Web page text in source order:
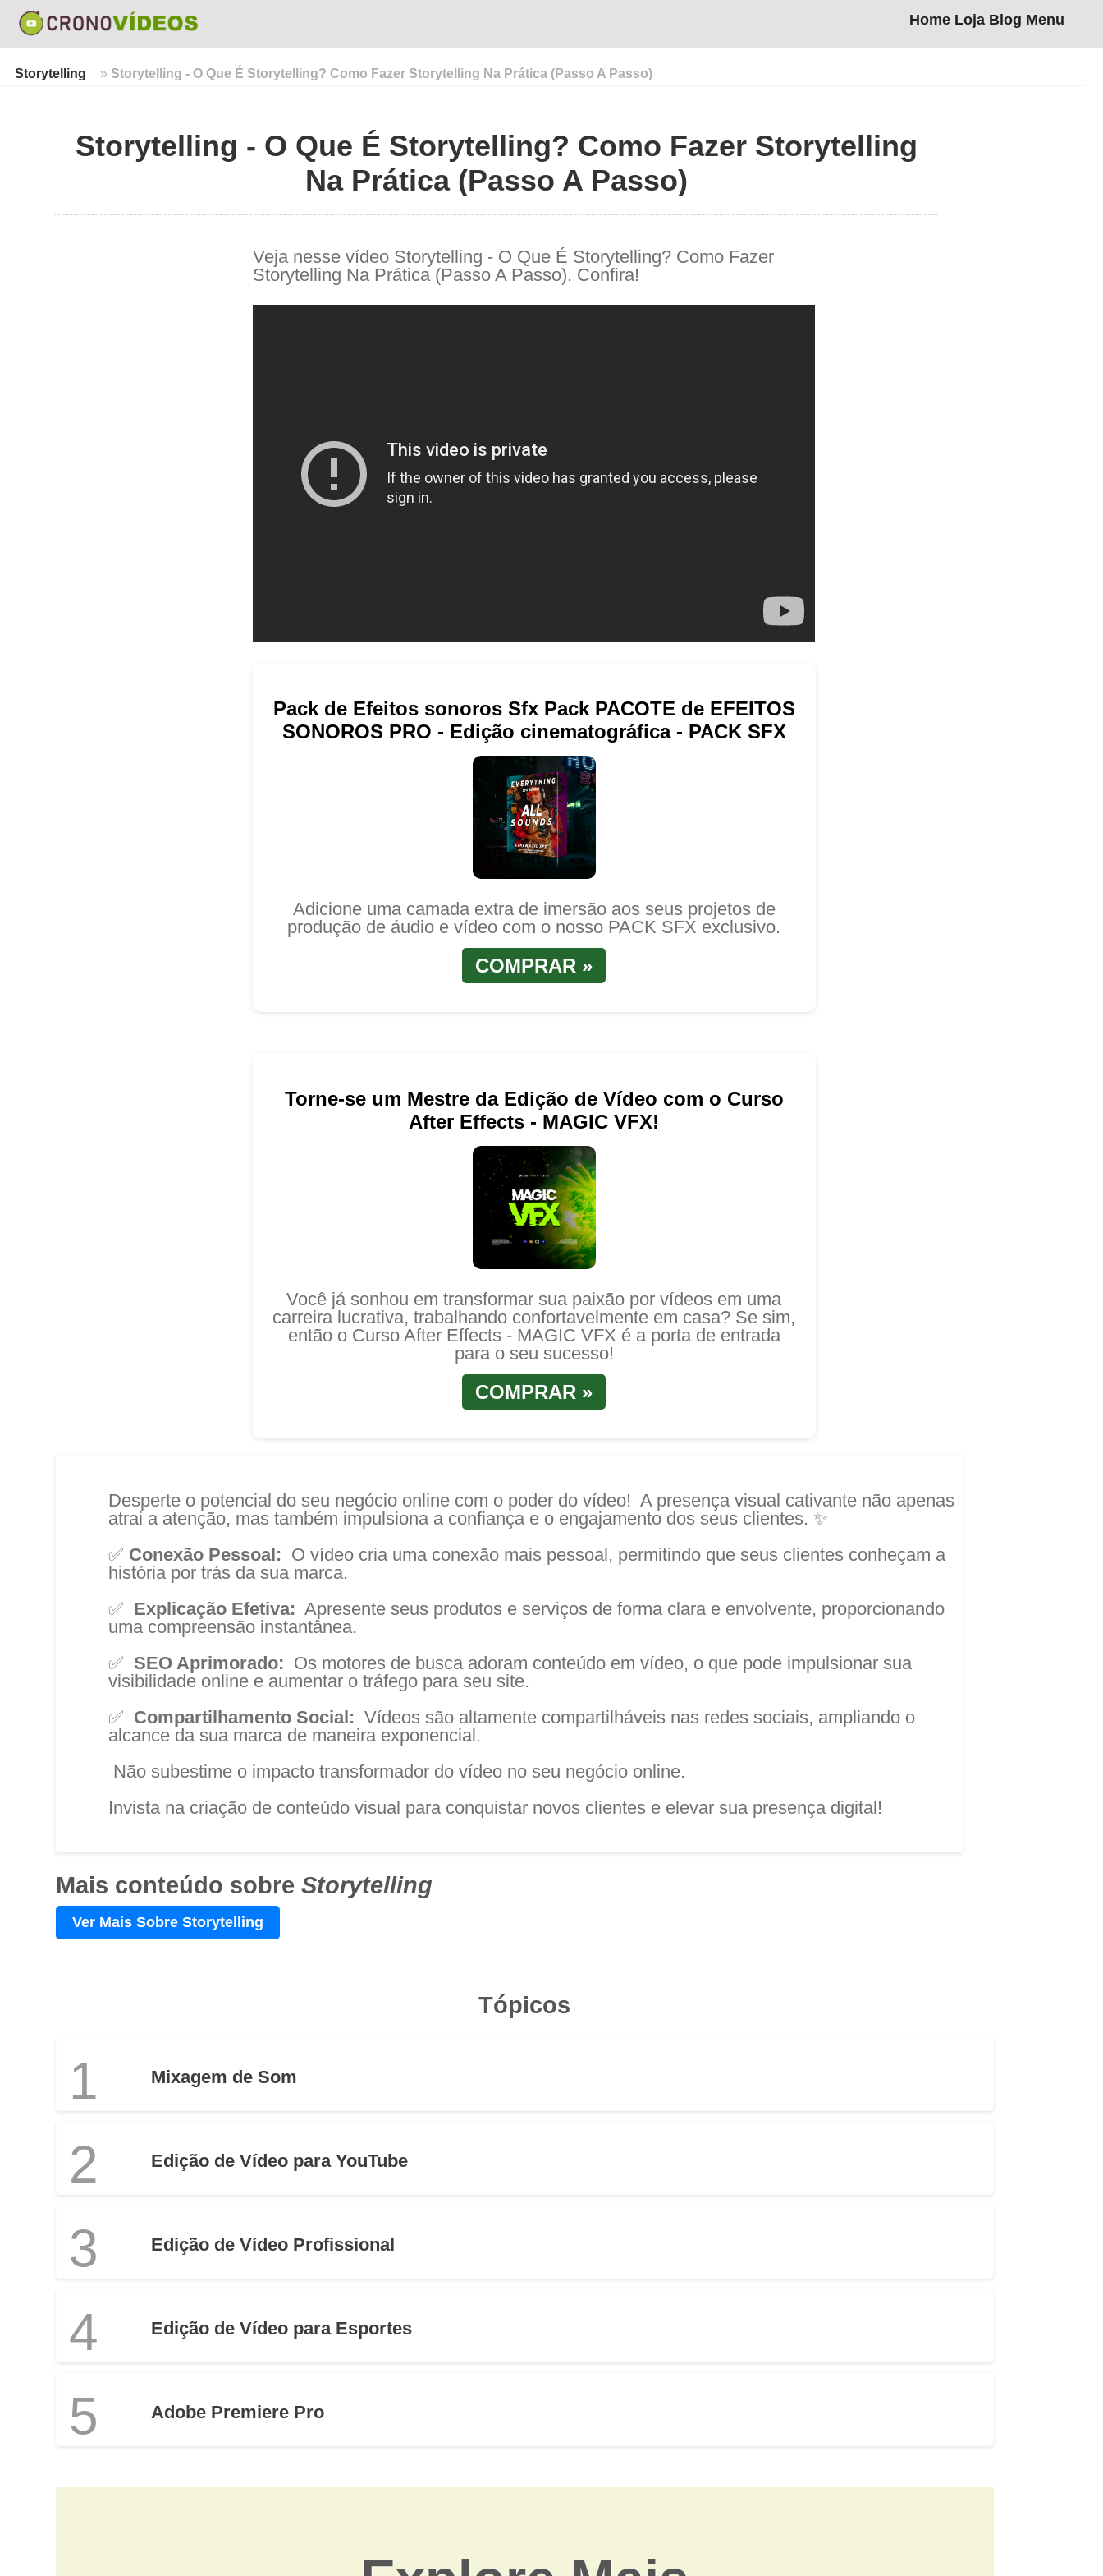
Home Loja Blog Menu
Storytelling » Storytelling - O Que É Storytelling? Como Fazer Storytelling Na Prática (Passo A Passo)
Storytelling - O Que É Storytelling? Como Fazer Storytelling
Na Prática (Passo A Passo)
Veja nesse vídeo Storytelling - O Que É Storytelling? Como Fazer
Storytelling Na Prática (Passo A Passo). Confira!
Pack de Efeitos sonoros Sfx Pack PACOTE de EFEITOS
SONOROS PRO - Edição cinematográfica - PACK SFX
Adicione uma camada extra de imersão aos seus projetos de
produção de áudio e vídeo com o nosso PACK SFX exclusivo.
COMPRAR »
Torne-se um Mestre da Edição de Vídeo com o Curso
After Effects - MAGIC VFX!
Você já sonhou em transformar sua paixão por vídeos em uma
carreira lucrativa, trabalhando confortavelmente em casa? Se sim,
então o Curso After Effects - MAGIC VFX é a porta de entrada
para o seu sucesso!
COMPRAR »
Desperte o potencial do seu negócio online com o poder do vídeo! A presença visual cativante não apenas
atrai a atenção, mas também impulsiona a confiança e o engajamento dos seus clientes. ✨
✅ Conexão Pessoal: O vídeo cria uma conexão mais pessoal, permitindo que seus clientes conheçam a
história por trás da sua marca.
✅ Explicação Efetiva: Apresente seus produtos e serviços de forma clara e envolvente, proporcionando
uma compreensão instantânea.
✅ SEO Aprimorado: Os motores de busca adoram conteúdo em vídeo, o que pode impulsionar sua
visibilidade online e aumentar o tráfego para seu site.
✅ Compartilhamento Social: Vídeos são altamente compartilháveis nas redes sociais, ampliando o
alcance da sua marca de maneira exponencial.
Não subestime o impacto transformador do vídeo no seu negócio online.
Invista na criação de conteúdo visual para conquistar novos clientes e elevar sua presença digital!
Mais conteúdo sobreStorytelling
Ver Mais Sobre Storytelling
Tópicos
1 Mixagem de Som
2 Edição de Vídeo para YouTube
3 Edição de Vídeo Profissional
4 Edição de Vídeo para Esportes
5 Adobe Premiere Pro